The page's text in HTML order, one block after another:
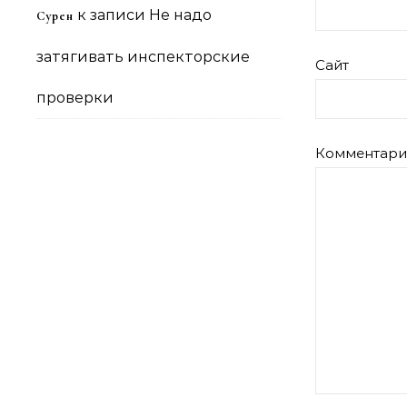
Сурен к записи Не надо
затягивать инспекторские
проверки
Сайт